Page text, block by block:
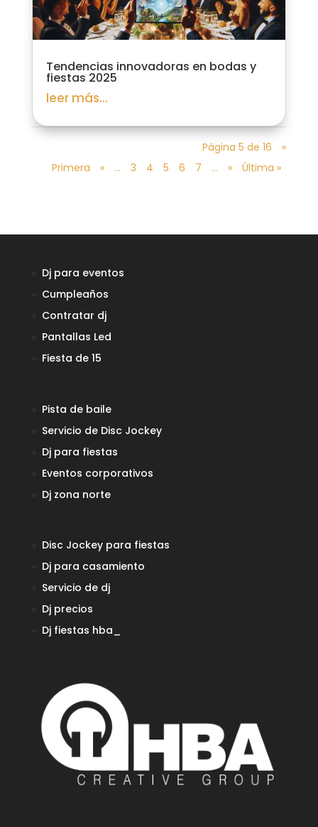
Tendencias innovadoras en bodas y
fiestas 2025
leer más...
Página 5 de 16
«
Primera
« ... 3 4 5 6 7 ... » Última »
Dj para eventos
Cumpleaños
Contratar dj
Pantallas Led
Fiesta de 15
Pista de baile
Servicio de Disc Jockey
Dj para fiestas
Eventos corporativos
Dj zona norte
Disc Jockey para fiestas
Dj para casamiento
Servicio de dj
Dj precios
Dj fiestas hba_